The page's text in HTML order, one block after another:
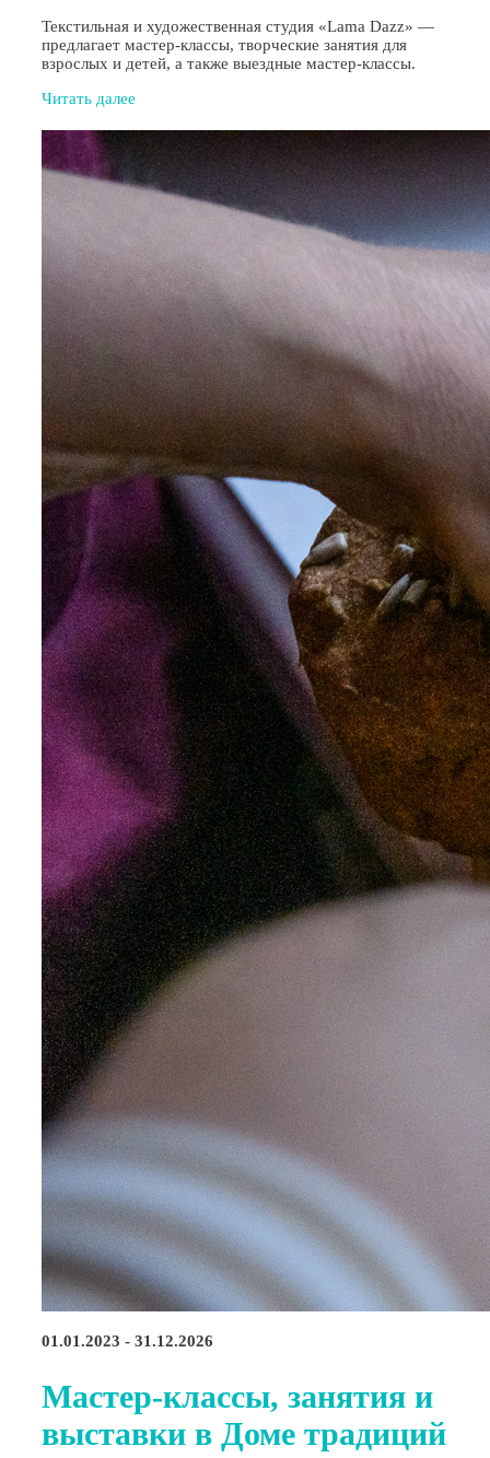
Текстильная и художественная студия «Lama Dazz» —
предлагает мастер-классы, творческие занятия для
взрослых и детей, а также выездные мастер-классы.
Читать далее
01.01.2023 - 31.12.2026
Мастер-классы, занятия и
выставки в Доме традиций